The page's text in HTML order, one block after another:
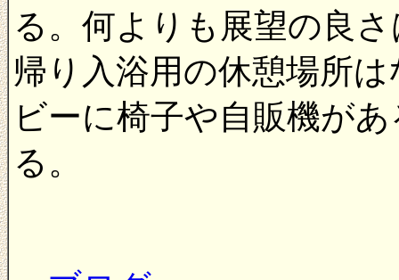
る。何よりも展望の良
帰り入浴用の休憩場所
ビーに椅子や自販機が
る。